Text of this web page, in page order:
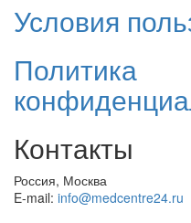
Условия
Политика
Контакты
Россия, Москва
E-mail: info@medcentre24.ru